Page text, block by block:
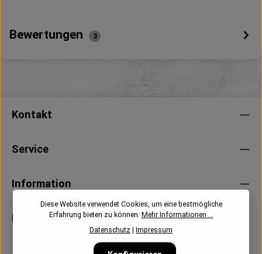
Bewertungen 3
Kontakt
Service
Information
Newsletter
Diese Website verwendet Cookies, um eine bestmögliche
Erfahrung bieten zu können. Mehr Informationen ...
Datenschutz
Impressum